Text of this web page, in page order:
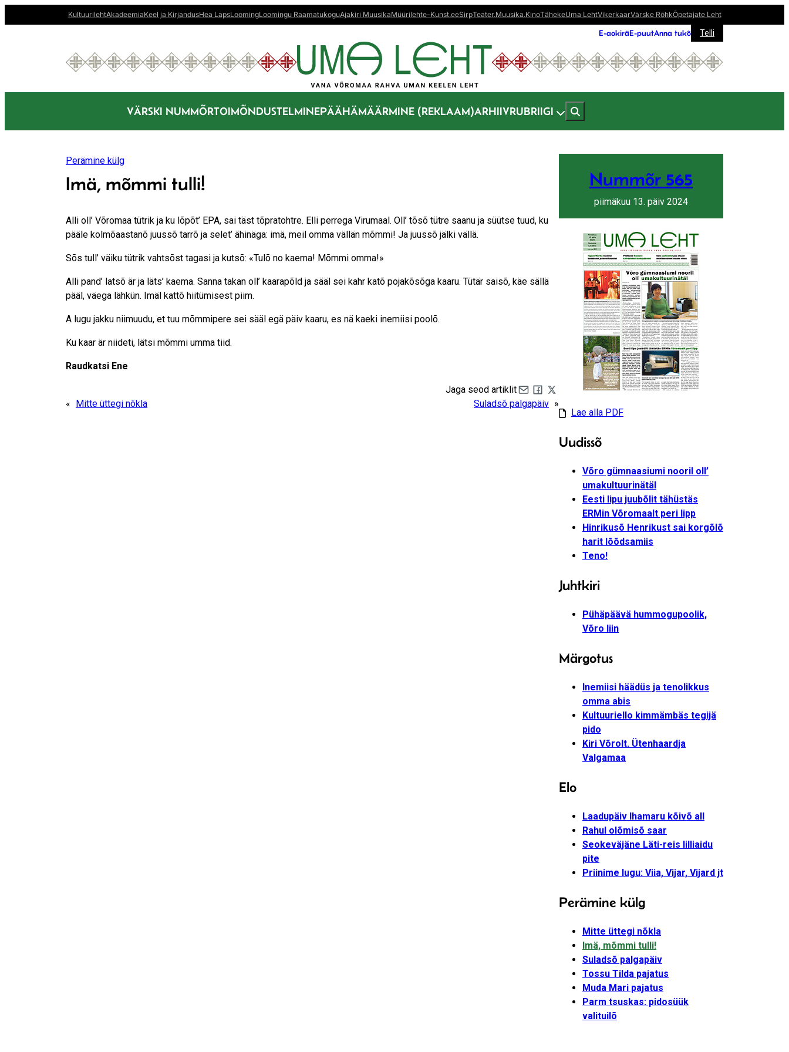
sisu
KultuurilehtAkadeemiaKeel ja KirjandusHea LapsLoomingLoomingu RaamatukoguAjakiri MuusikaMüürilehte-Kunst.eeSirpTeater.Muusika.KinoTähekeUma LehtVikerkaarVärske RõhkÕpetajate Leht
E-aokiräE-puutAnna tukõ Telli
VÄRSKI NUMMÕRTOIMÕNDUSTELMINEPÄÄHÄMÄÄRMINE (REKLAAM)ARHIIVRUBRIIGI
Perämine külg
Imä, mõmmi tulli!
Alli oll’ Võromaa tütrik ja ku lõpõt’ EPA, sai täst tõpratohtre. Elli perrega Virumaal. Oll’ tõsõ tütre saanu ja süütse tuud, ku
pääle kolmõaastanõ juussõ tarrõ ja selet’ ähinäga: imä, meil omma vällän mõmmi! Ja juussõ jälki vällä.
Sõs tull’ väiku tütrik vahtsõst tagasi ja kutsõ: «Tulõ no kaema! Mõmmi omma!»
Alli pand’ latsõ är ja läts’ kaema. Sanna takan oll’ kaarapõld ja sääl sei kahr katõ pojakõsõga kaaru. Tütär saisõ, käe sällä
pääl, väega lähkün. Imäl kattõ hiitümisest piim.
A lugu jakku niimuudu, et tuu mõmmipere sei sääl egä päiv kaaru, es nä kaeki inemiisi poolõ.
Ku kaar är niideti, lätsi mõmmi umma tiid.
Raudkatsi Ene
Jaga seod artiklit
Share by e-mail
Share on Facebook
Share on X
« Mitte üttegi nõkla Suladsõ palgapäiv »
Nummõr 565
piimäkuu 13. päiv 2024
Lae alla PDF
Uudissõ
Võro gümnaasiumi nooril oll’
umakultuurinätäl
Eesti lipu juubõlit tähüstäs
ERMin Võromaalt peri lipp
Hinrikusõ Henrikust sai korgõlõ
harit lõõdsamiis
Teno!
Juhtkiri
Pühäpäävä hummogupoolik,
Võro liin
Märgotus
Inemiisi häädüs ja tenolikkus
omma abis
Kultuuriello kimmämbäs tegijä
pido
Kiri Võrolt. Ütenhaardja
Valgamaa
Elo
Laadupäiv Ihamaru kõivõ all
Rahul olõmisõ saar
Seokeväjäne Läti-reis lilliaidu
pite
Priinime lugu: Viia, Vijar, Vijard jt
Perämine külg
Mitte üttegi nõkla
Imä, mõmmi tulli!
Suladsõ palgapäiv
Tossu Tilda pajatus
Muda Mari pajatus
Parm tsuskas: pidosüük
valituilõ